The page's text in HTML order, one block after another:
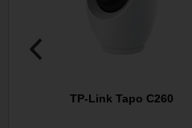
TP-Link Tapo C260